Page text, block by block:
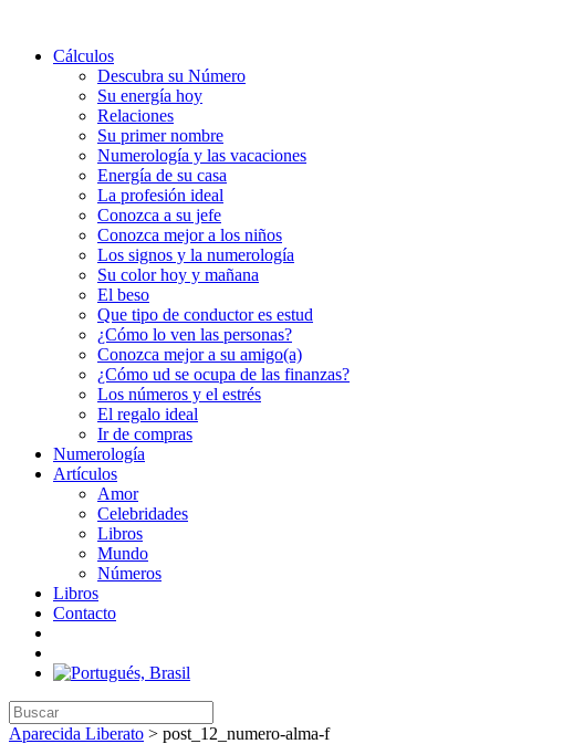
Cálculos
Descubra su Número
Su energía hoy
Relaciones
Su primer nombre
Numerología y las vacaciones
Energía de su casa
La profesión ideal
Conozca a su jefe
Conozca mejor a los niños
Los signos y la numerología
Su color hoy y mañana
El beso
Que tipo de conductor es estud
¿Cómo lo ven las personas?
Conozca mejor a su amigo(a)
¿Cómo ud se ocupa de las finanzas?
Los números y el estrés
El regalo ideal
Ir de compras
Numerología
Artículos
Amor
Celebridades
Libros
Mundo
Números
Libros
Contacto
Aparecida Liberato > post_12_numero-alma-f